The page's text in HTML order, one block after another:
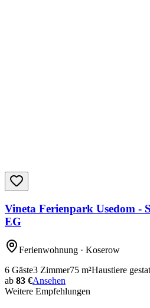
Vineta Ferienpark Usedom -
EG
Ferienwohnung · Koserow
6 Gäste3 Zimmer75 m²Haustiere
ab 83 €Ansehen
Weitere Empfehlungen